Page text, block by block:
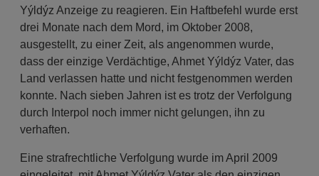
Yýldýz Anzeige zu reagieren. Ein Haftbefehl wurde erst
drei Monate nach dem Mord, im Oktober 2008,
ausgestellt, zu einer Zeit, als angenommen wurde,
dass der einzige Verdächtige, Ahmet Yýldýz Vater, das
Land verlassen hatte und nicht festgenommen werden
konnte. Nach sieben Jahren ist es trotz der Verfolgung
durch Interpol noch immer nicht gelungen, ihn zu
verhaften.
Eine strafrechtliche Verfolgung wurde im April 2009